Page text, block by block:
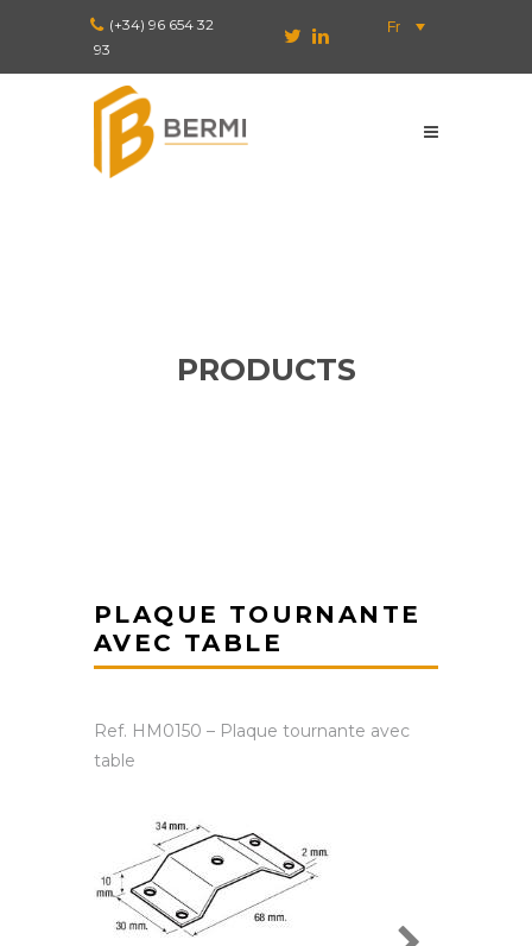
(+34) 96 654 32
93
Fr
PRODUCTS
PLAQUE TOURNANTE
AVEC TABLE
Ref. HM0150 – Plaque tournante avec
table